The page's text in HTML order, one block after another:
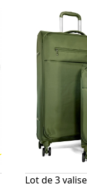
Lot de 3